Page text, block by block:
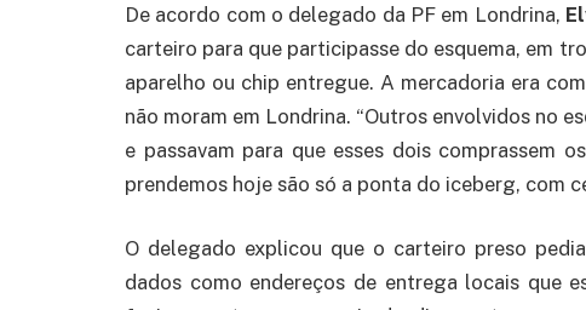
De acordo com o delegado da PF em Londrina,
carteiro para que participasse do esquema, em
aparelho ou chip entregue. A mercadoria era
não moram em Londrina. “Outros envolvidos no
e passavam para que esses dois comprassem
prendemos hoje são só a ponta do iceberg, com
O delegado explicou que o carteiro preso
dados como endereços de entrega locais que